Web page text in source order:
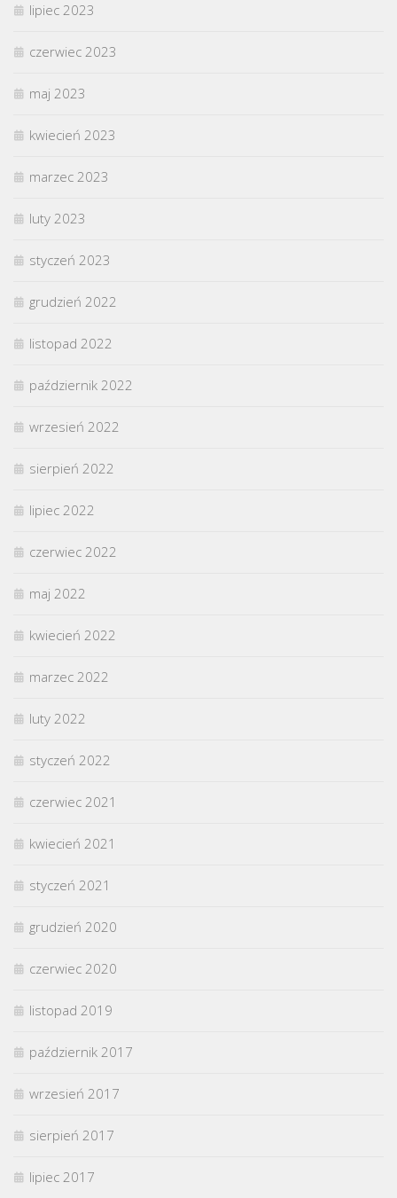
lipiec 2023
czerwiec 2023
maj 2023
kwiecień 2023
marzec 2023
luty 2023
styczeń 2023
grudzień 2022
listopad 2022
październik 2022
wrzesień 2022
sierpień 2022
lipiec 2022
czerwiec 2022
maj 2022
kwiecień 2022
marzec 2022
luty 2022
styczeń 2022
czerwiec 2021
kwiecień 2021
styczeń 2021
grudzień 2020
czerwiec 2020
listopad 2019
październik 2017
wrzesień 2017
sierpień 2017
lipiec 2017